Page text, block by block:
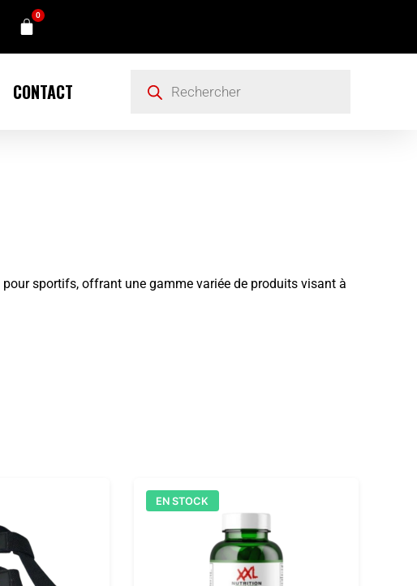
0
CONTACT
sportifs, offrant une gamme variée de produits visant à
EN STOCK